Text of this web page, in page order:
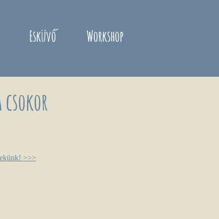
Esküvő Workshop
>>>